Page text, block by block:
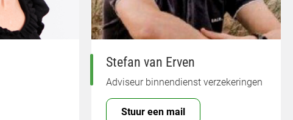
Stefan van Erven
Adviseur binnendienst verzekeringen
Stuur een mail